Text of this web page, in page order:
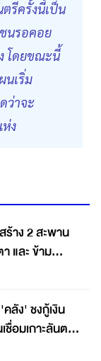
รีครั้งนี้เป็น
นรอคอย
โดยขณะนี้
นเริ่ม
ว่าจะ
ง
ร้าง 2 สะพาน
และ ข้าม
ลัง' ชงกู้เงิน
อมเกาะลันตา -